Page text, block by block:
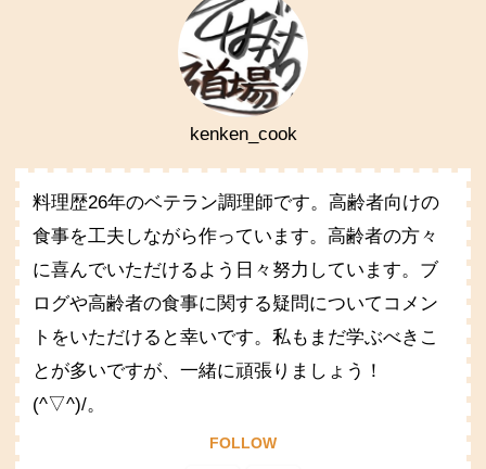
kenken_cook
料理歴26年のベテラン調理師です。高齢者向けの
食事を工夫しながら作っています。高齢者の方々
に喜んでいただけるよう日々努力しています。ブ
ログや高齢者の食事に関する疑問についてコメン
トをいただけると幸いです。私もまだ学ぶべきこ
とが多いですが、一緒に頑張りましょう！
(^▽^)/。
FOLLOW